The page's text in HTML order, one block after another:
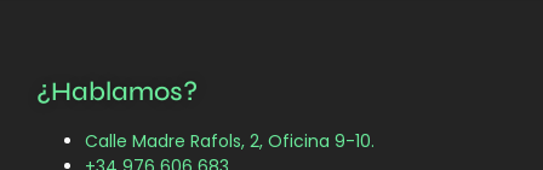
¿Hablamos?
Calle Madre Rafols, 2, Oficina 9-10.